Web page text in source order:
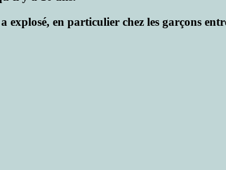
en particulier chez les garçons